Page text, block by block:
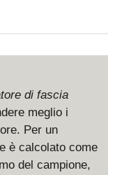
di fascia
meglio i
Per un
è calcolato come
del campione,